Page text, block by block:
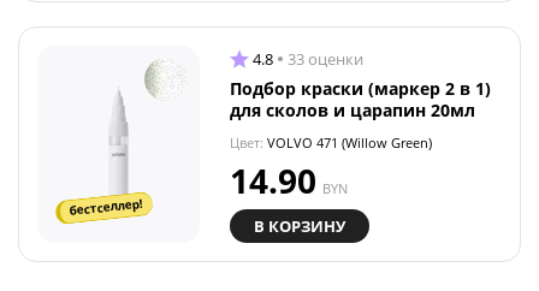
бестселлер!
4.8 33 оценки
Подбор краски (маркер 2 в 1)
для сколов и царапин 20мл
Цвет: VOLVO 471 (Willow Green)
14.90 BYN
В КОРЗИНУ